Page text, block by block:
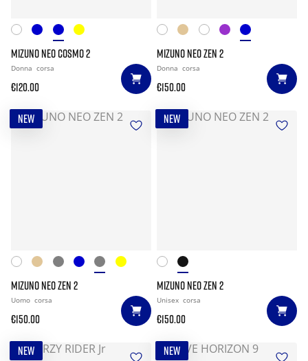
MIZUNO NEO COSMO 2
Donna corsa
€120.00
MIZUNO NEO ZEN 2
Donna corsa
€150.00
NEW
MIZUNO NEO ZEN 2
Uomo corsa
€150.00
NEW
MIZUNO NEO ZEN 2
Unisex corsa
€150.00
NEW NEW